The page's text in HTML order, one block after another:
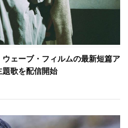
ェーブ・フィルムの最新短篇ア
歌を配信開始